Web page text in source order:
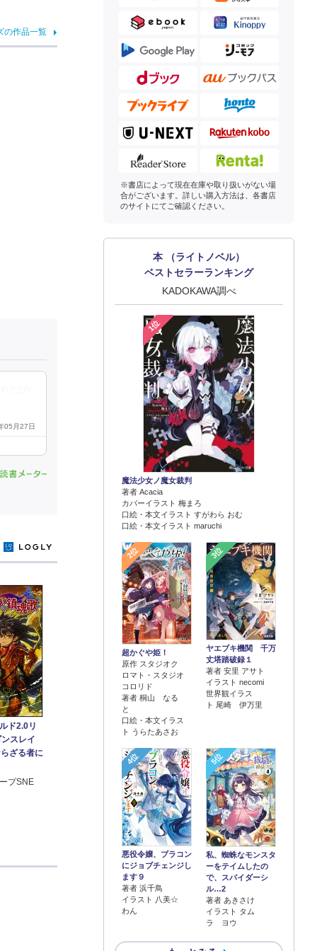
の作品一覧
05月27日
※書店によって現在在庫や取り扱いがない場
合がございます。詳しい購入方法は、各書店
のサイトにてご確認ください。
本 （ライトノベル）
ベストセラーランキング
KADOKAWA調べ
1位
魔法少女ノ魔女裁判
著者 Acacia
カバーイラスト 梅まろ
口絵・本文イラスト すがわら おむ
口絵・本文イラスト maruchi
2位
超かぐや姫！
原作 スタジオク
ロマト・スタジオ
コロリド
著者 桐山 なる
と
口絵・本文イラス
ト うらたあさお
3位
ヤエブキ機関 千万
丈塔踏破録１
著者 安里 アサト
イラスト necomi
世界観イラス
ト 尾崎 伊万里
4位
悪役令嬢、ブラコン
にジョブチェンジし
ます９
著者 浜千鳥
イラスト 八美☆
わん
5位
私、蜘蛛なモンスタ
ーをテイムしたの
で、スパイダーシ
ル…2
著者 あきさけ
イラスト タム
ラ ヨウ
ド2.0リ
スレイ
ざる者に
プSNE